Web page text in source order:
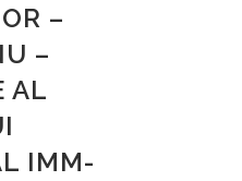
–
–
AL
IMM-